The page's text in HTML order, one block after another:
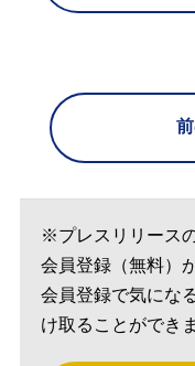
※プレスリリース
会員登録（無料）
会員登録で気にな
け取ることができ